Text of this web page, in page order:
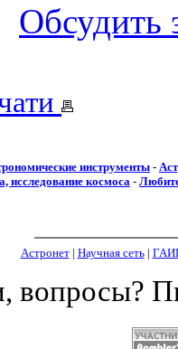
Обсудить
инструменты -
исследование космоса -
Астронет| Научная сеть|
вопросы?